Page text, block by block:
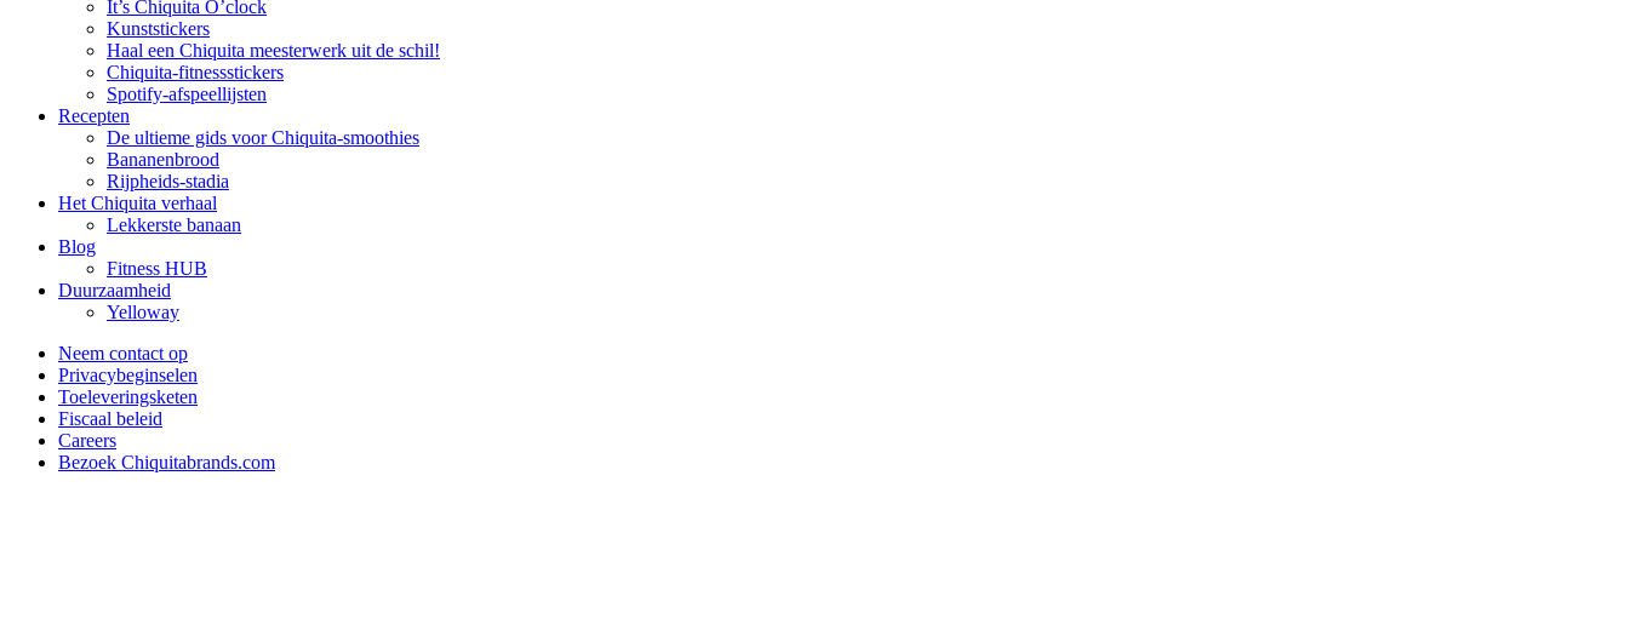
It’s Chiquita O’clock
Kunststickers
Haal een Chiquita meesterwerk uit de schil!
Chiquita-fitnessstickers
Spotify-afspeellijsten
Recepten
De ultieme gids voor Chiquita-smoothies
Bananenbrood
Rijpheids-stadia
Het Chiquita verhaal
Lekkerste banaan
Blog
Fitness HUB
Duurzaamheid
Yelloway
Neem contact op
Privacybeginselen
Toeleveringsketen
Fiscaal beleid
Careers
Bezoek Chiquitabrands.com